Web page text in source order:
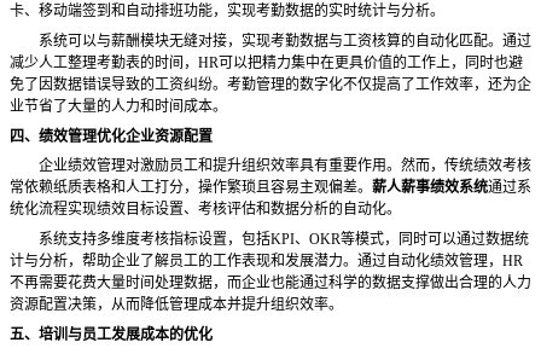
卡、移动端签到和自动排班功能，实现考勤数据的实时统计与分析。
系统可以与薪酬模块无缝对接，实现考勤数据与工资核算的自动化匹配。通过
减少人工整理考勤表的时间， HR可以把精力集中在更具价值的工作上，同时也避
免了因数据错误导致的工资纠纷。考勤管理的数字化不仅提高了工作效率，还为企
业节省了大量的人力和时间成本。
四、绩效管理优化企业资源配置
企业绩效管理对激励员工和提升组织效率具有重要作用。然而，传统绩效考核
常依赖纸质表格和人工打分，操作繁琐且容易主观偏差。 薪人薪事绩效系统通过系
统化流程实现绩效目标设置、考核评估和数据分析的自动化。
系统支持多维度考核指标设置，包括KPI、OKR等模式，同时可以通过数据统
计与分析，帮助企业了解员工的工作表现和发展潜力。通过自动化绩效管理，HR
不再需要花费大量时间处理数据，而企业也能通过科学的数据支撑做出合理的人力
资源配置决策，从而降低管理成本并提升组织效率。
五、培训与员工发展成本的优化